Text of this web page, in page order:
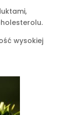
wysokiej